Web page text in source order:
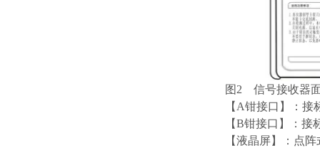
图2 信号接收器
【A钳接口】：
【B钳接口】：
【液晶屏】：点